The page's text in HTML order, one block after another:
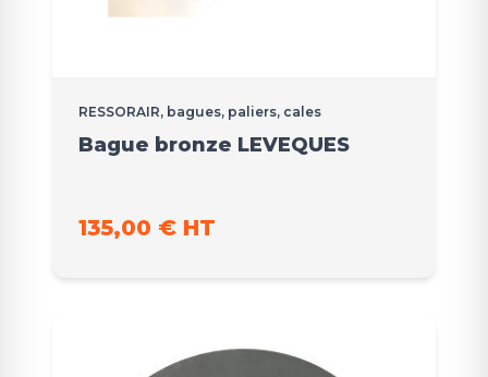
RESSORAIR, bagues, paliers, cales
Bague bronze LEVEQUES
135,00 € HT